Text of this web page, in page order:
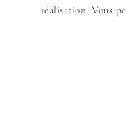
réalisation. Vous